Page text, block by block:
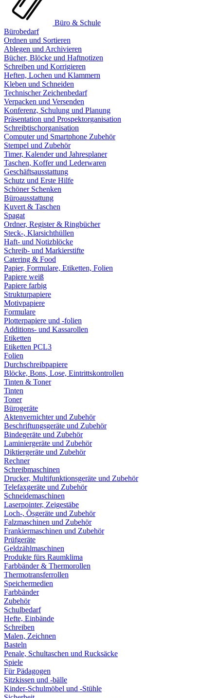
Büro & Schule
Bürobedarf
Ordnen und Sortieren
Ablegen und Archivieren
Bücher, Blöcke und Haftnotizen
Schreiben und Korrigieren
Heften, Lochen und Klammern
Kleben und Schneiden
Technischer Zeichenbedarf
Verpacken und Versenden
Konferenz, Schulung und Planung
Präsentation und Prospektorganisation
Schreibtischorganisation
Computer und Smartphone Zubehör
Stempel und Zubehör
Timer, Kalender und Jahresplaner
Taschen, Koffer und Lederwaren
Geschäftsausstattung
Schutz und Erste Hilfe
Schöner Schenken
Büroausstattung
Kuvert & Taschen
Spagat
Ordner, Register & Ringbücher
Steck-, Klarsichthüllen
Haft- und Notizblöcke
Schreib- und Markierstifte
Catering & Food
Papier, Formulare, Etiketten, Folien
Papiere weiß
Papiere farbig
Strukturpapiere
Motivpapiere
Formulare
Plotterpapiere und -folien
Additions- und Kassarollen
Etiketten
Etiketten PCL3
Folien
Durchschreibpapiere
Blöcke, Bons, Lose, Eintrittskontrollen
Tinten & Toner
Tinten
Toner
Bürogeräte
Aktenvernichter und Zubehör
Beschriftungsgeräte und Zubehör
Bindegeräte und Zubehör
Laminiergeräte und Zubehör
Diktiergeräte und Zubehör
Rechner
Schreibmaschinen
Drucker, Multifunktionsgeräte und Zubehör
Telefaxgeräte und Zubehör
Schneidemaschinen
Laserpointer, Zeigestäbe
Loch-, Ösgeräte und Zubehör
Falzmaschinen und Zubehör
Frankiermaschinen und Zubehör
Prüfgeräte
Geldzählmaschinen
Produkte fürs Raumklima
Farbbänder & Thermorollen
Thermotransferrollen
Speichermedien
Farbbänder
Zubehör
Schulbedarf
Hefte, Einbände
Schreiben
Malen, Zeichnen
Basteln
Penale, Schultaschen und Rucksäcke
Spiele
Für Pädagogen
Sitzkissen und -bälle
Kinder-Schulmöbel und -Stühle